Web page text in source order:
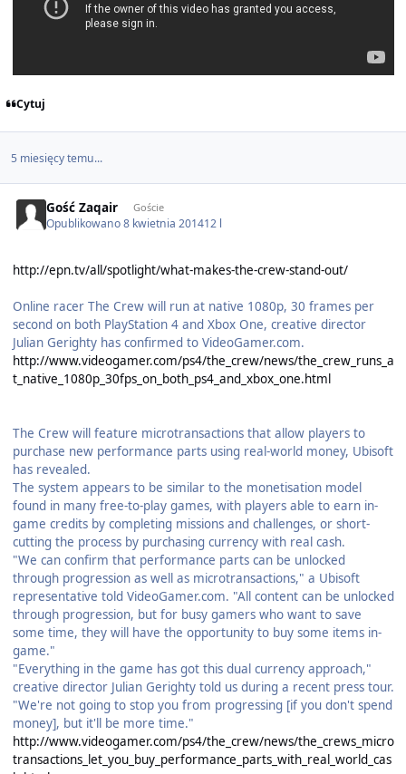
Cytuj
5 miesięcy temu...
Gość Zaqair Goście
Opublikowano8 kwietnia 201412 l
http://epn.tv/all/spotlight/what-makes-the-crew-stand-out/
Online racer The Crew will run at native 1080p, 30 frames per
second on both PlayStation 4 and Xbox One, creative director
Julian Gerighty has confirmed to VideoGamer.com.
http://www.videogamer.com/ps4/the_crew/news/the_crew_runs_a
t_native_1080p_30fps_on_both_ps4_and_xbox_one.html
The Crew will feature microtransactions that allow players to
purchase new performance parts using real-world money, Ubisoft
has revealed.
The system appears to be similar to the monetisation model
found in many free-to-play games, with players able to earn in-
game credits by completing missions and challenges, or short-
cutting the process by purchasing currency with real cash.
"We can confirm that performance parts can be unlocked
through progression as well as microtransactions," a Ubisoft
representative told VideoGamer.com. "All content can be unlocked
through progression, but for busy gamers who want to save
some time, they will have the opportunity to buy some items in-
game."
"Everything in the game has got this dual currency approach,"
creative director Julian Gerighty told us during a recent press tour.
"We're not going to stop you from progressing [if you don't spend
money], but it'll be more time."
http://www.videogamer.com/ps4/the_crew/news/the_crews_micro
transactions_let_you_buy_performance_parts_with_real_world_cas